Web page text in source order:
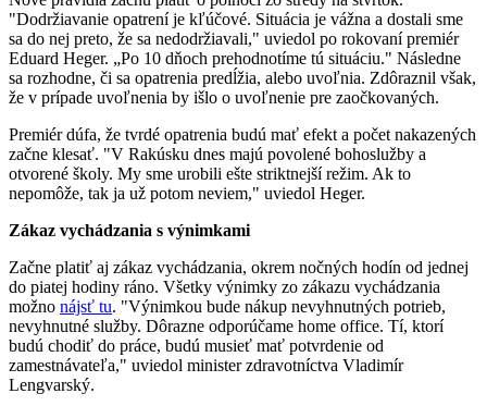
"Dodržiavanie opatrení je kľúčové. Situácia je vážna a dostali sme
sa do nej preto, že sa nedodržiavali," uviedol po rokovaní premiér
Eduard Heger. „Po 10 dňoch prehodnotíme tú situáciu." Následne
sa rozhodne, či sa opatrenia predĺžia, alebo uvoľnia. Zdôraznil však,
že v prípade uvoľnenia by išlo o uvoľnenie pre zaočkovaných.
Premiér dúfa, že tvrdé opatrenia budú mať efekt a počet nakazených
začne klesať. "V Rakúsku dnes majú povolené bohoslužby a
otvorené školy. My sme urobili ešte striktnejší režim. Ak to
nepomôže, tak ja už potom neviem," uviedol Heger.
Zákaz vychádzania s výnimkami
Začne platiť aj zákaz vychádzania, okrem nočných hodín od jednej
do piatej hodiny ráno. Všetky výnimky zo zákazu vychádzania
možno nájsť tu. "Výnimkou bude nákup nevyhnutných potrieb,
nevyhnutné služby. Dôrazne odporúčame home office. Tí, ktorí
budú chodiť do práce, budú musieť mať potvrdenie od
zamestnávateľa," uviedol minister zdravotníctva Vladimír
Lengvarský.